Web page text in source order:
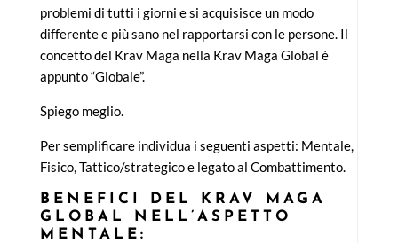
problemi di tutti i giorni e si acquisisce un modo
differente e più sano nel rapportarsi con le persone. Il
concetto del Krav Maga nella Krav Maga Global è
appunto “Globale”.
Spiego meglio.
Per semplificare individua i seguenti aspetti: Mentale,
Fisico, Tattico/strategico e legato al Combattimento.
BENEFICI DEL KRAV MAGA
GLOBAL NELL’ASPETTO
MENTALE: